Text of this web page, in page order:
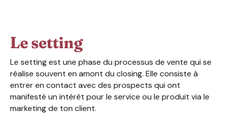
Le setting
Le setting est une phase du processus de vente qui se
réalise souvent en amont du closing. Elle consiste à
entrer en contact avec des prospects qui ont
manifesté un intérêt pour le service ou le produit via le
marketing de ton client.